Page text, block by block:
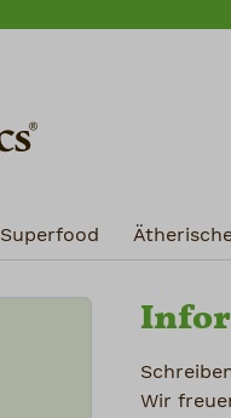
Superfood
Wir